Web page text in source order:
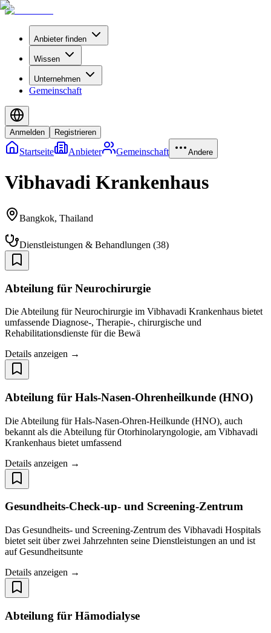
Anbieter finden
Wissen
Unternehmen
Gemeinschaft
Anmelden Registrieren
Startseite Anbieter Gemeinschaft Andere
Vibhavadi Krankenhaus
Bangkok, Thailand
Dienstleistungen & Behandlungen (38)
Abteilung für Neurochirurgie
Die Abteilung für Neurochirurgie im Vibhavadi Krankenhaus bietet
umfassende Diagnose-, Therapie-, chirurgische und
Rehabilitationsdienste für die Bewä
Details anzeigen →
Abteilung für Hals-Nasen-Ohrenheilkunde (HNO)
Die Abteilung für Hals-Nasen-Ohren-Heilkunde (HNO), auch
bekannt als die Abteilung für Otorhinolaryngologie, am Vibhavadi
Krankenhaus bietet umfassend
Details anzeigen →
Gesundheits-Check-up- und Screening-Zentrum
Das Gesundheits- und Screening-Zentrum des Vibhavadi Hospitals
bietet seit über zwei Jahrzehnten seine Dienstleistungen an und ist
auf Gesundheitsunte
Details anzeigen →
Abteilung für Hämodialyse